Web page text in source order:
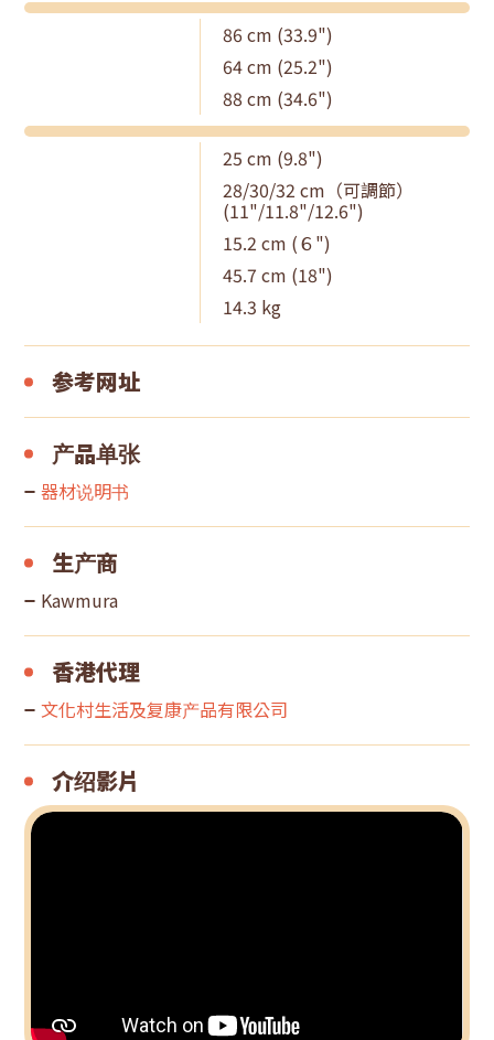
86 cm (33.9")
64 cm (25.2")
88 cm (34.6")
25 cm (9.8")
28/30/32 cm（可調節）
(11"/11.8"/12.6")
15.2 cm (６")
45.7 cm (18")
14.3 kg
参考网址
产品单张
器材说明书
生产商
Kawmura
香港代理
文化村生活及复康产品有限公司
介绍影片